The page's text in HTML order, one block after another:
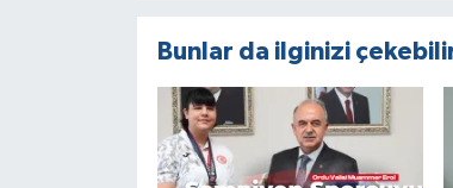
Bunlar da ilginizi